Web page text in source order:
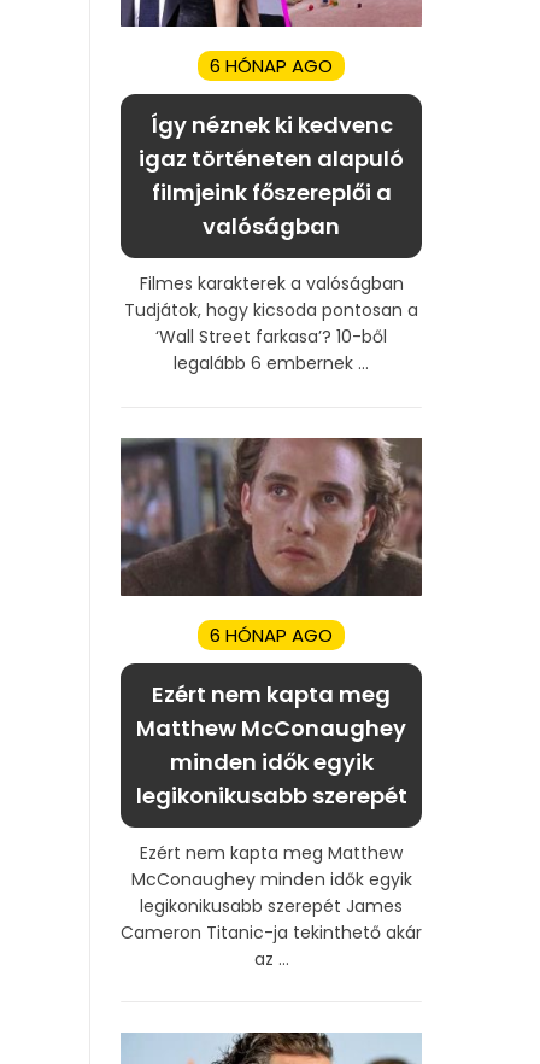
6 HÓNAP AGO
Így néznek ki kedvenc
igaz történeten alapuló
filmjeink főszereplői a
valóságban
Filmes karakterek a valóságban
Tudjátok, hogy kicsoda pontosan a
‘Wall Street farkasa’? 10-ből
legalább 6 embernek ...
6 HÓNAP AGO
Ezért nem kapta meg
Matthew McConaughey
minden idők egyik
legikonikusabb szerepét
Ezért nem kapta meg Matthew
McConaughey minden idők egyik
legikonikusabb szerepét James
Cameron Titanic-ja tekinthető akár
az ...